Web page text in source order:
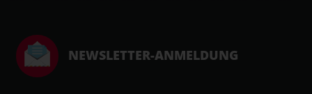
NEWSLETTER-ANMELDUNG